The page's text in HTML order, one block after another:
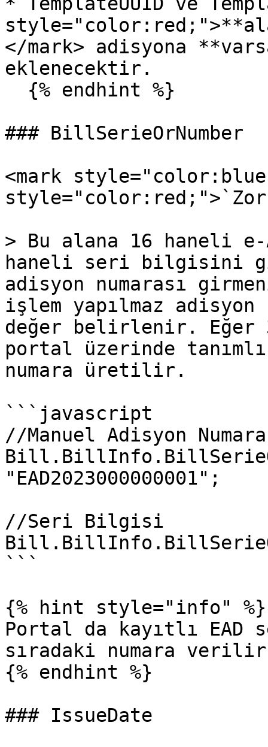
</mark> adisyona
eklenecektir.
### BillSerieOrNumber
<mark
> Bu alana 16 haneli e-
haneli seri bilgisini
adisyon numarası
işlem yapılmaz
değer belirlenir.
portal üzerinde
numara üretilir.
```javascript
//Manuel Adisyon
"EAD2023000000001";
//Seri Bilgisi
```
{% hint style="info" %}
Portal da kayıtlı EAD
sıradaki numara
{% endhint %}
### IssueDate